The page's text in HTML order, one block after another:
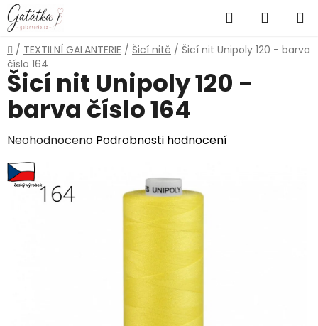
Přejít
na
obsah
Hledat
KOŠÍK
Domů
/ TEXTILNÍ GALANTERIE / Šicí nitě / Šicí nit Unipoly 120 - barva
číslo 164
Šicí nit Unipoly 120 -
barva číslo 164
Průměrné
hodnocení
produktu
Neohodnoceno Podrobnosti hodnocení